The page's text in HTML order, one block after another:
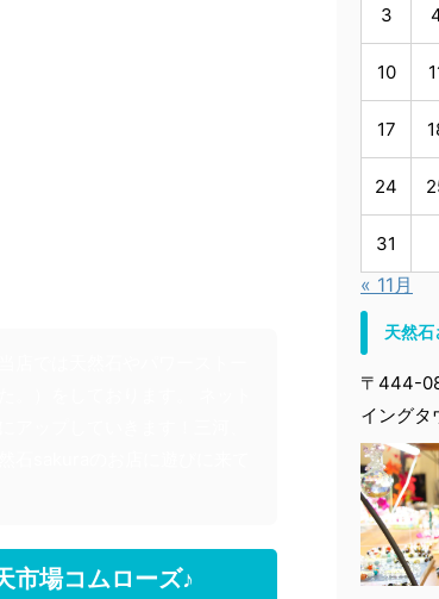
市場コムローズ♪
3
10
17
24
31
« 11月
天然石
〒444-
イング